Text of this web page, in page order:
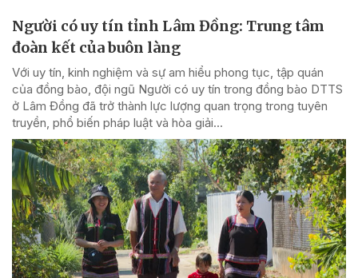
Người có uy tín tỉnh Lâm Đồng: Trung tâm
đoàn kết của buôn làng
Với uy tín, kinh nghiệm và sự am hiểu phong tục, tập quán
của đồng bào, đội ngũ Người có uy tín trong đồng bào DTTS
ở Lâm Đồng đã trở thành lực lượng quan trọng trong tuyên
truyền, phổ biến pháp luật và hòa giải...